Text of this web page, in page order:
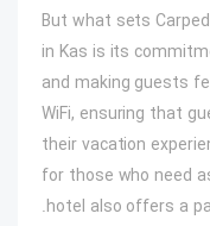
But what sets
in Kas is its
and making guests
WiFi, ensuring that
their vacation
for those who need
hotel also offers a